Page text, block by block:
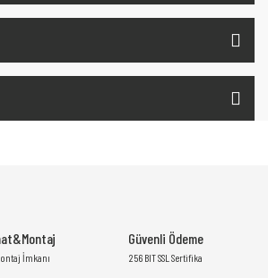
İmkanı
Güvenli Ödeme
256 BIT SSL Sertifika